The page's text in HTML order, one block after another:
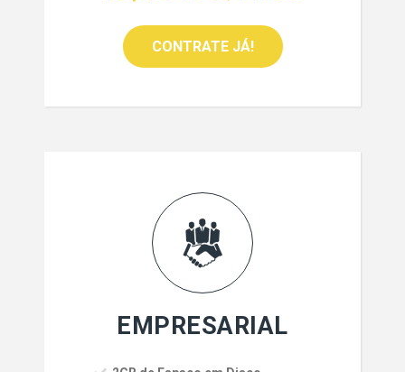
CONTRATE JÁ!
EMPRESARIAL